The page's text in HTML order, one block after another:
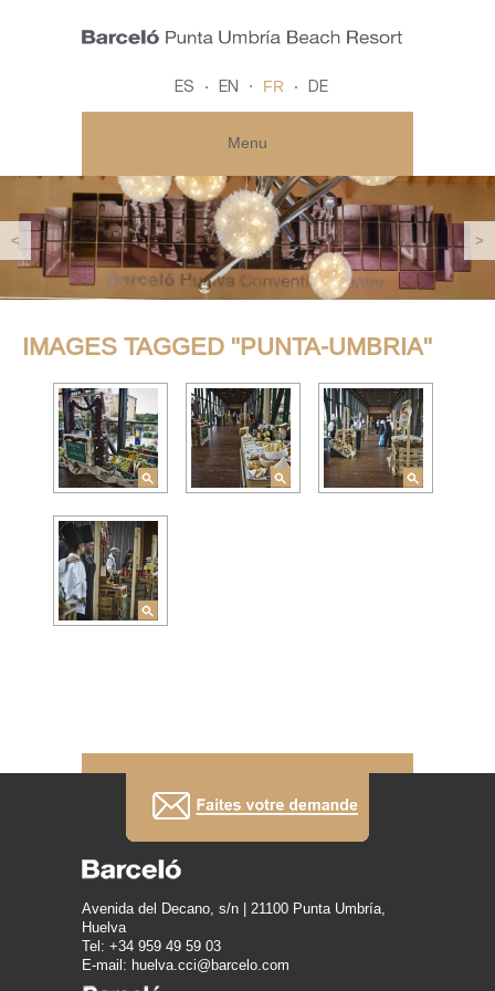
ES EN FR DE
Menu
< >
IMAGES TAGGED "PUNTA-UMBRIA"
Avenida del Decano, s/n | 21100 Punta Umbría,
Huelva
Tel: +34 959 49 59 03
E-mail: huelva.cci@barcelo.com